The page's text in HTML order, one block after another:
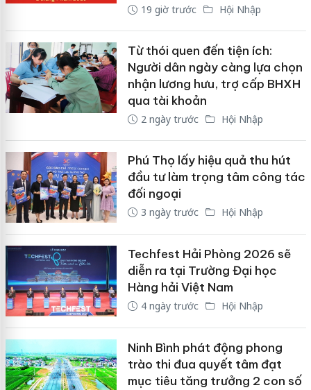
19 giờ trước Hội Nhập
Từ thói quen đến tiện ích:
Người dân ngày càng lựa chọn
nhận lương hưu, trợ cấp BHXH
qua tài khoản
2 ngày trước Hội Nhập
Phú Thọ lấy hiệu quả thu hút
đầu tư làm trọng tâm công tác
đối ngoại
3 ngày trước Hội Nhập
Techfest Hải Phòng 2026 sẽ
diễn ra tại Trường Đại học
Hàng hải Việt Nam
4 ngày trước Hội Nhập
Ninh Bình phát động phong
trào thi đua quyết tâm đạt
mục tiêu tăng trưởng 2 con số